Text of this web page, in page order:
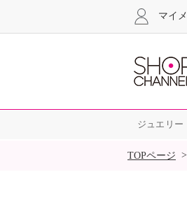
マイ
ジュエリー
SALE
TOPページ >